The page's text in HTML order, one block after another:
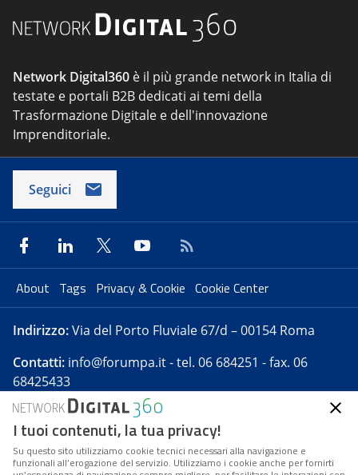
Network Digital360 è il più grande network in Italia di
testate e portali B2B dedicati ai temi della
Trasformazione Digitale e dell'innovazione
Imprenditoriale.
Seguici
About Tags Privacy & Cookie Cookie Center
Indirizzo:Via del Porto Fluviale 67/d – 00154 Roma
Contatti: info@forumpa.it- tel. 06 684251 - fax. 06
68425433
Forumpa.itè una pubblicazione telematica iscritta
presso Registro della stampa del Tribunale di Roma -
Reg. n. 182 del 2 maggio 2008 - Direttore resp. Michela
I tuoi contenuti, la tua privacy!
Su questo sito utilizziamo cookie tecnici necessari alla navigazione e
funzionali all’erogazione del servizio. Utilizziamo i cookie anche per fornirti